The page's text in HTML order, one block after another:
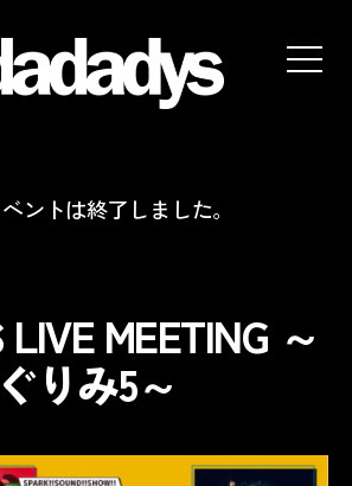
ントは終了しました。
LIVE MEETING ～
ぐりみ5～